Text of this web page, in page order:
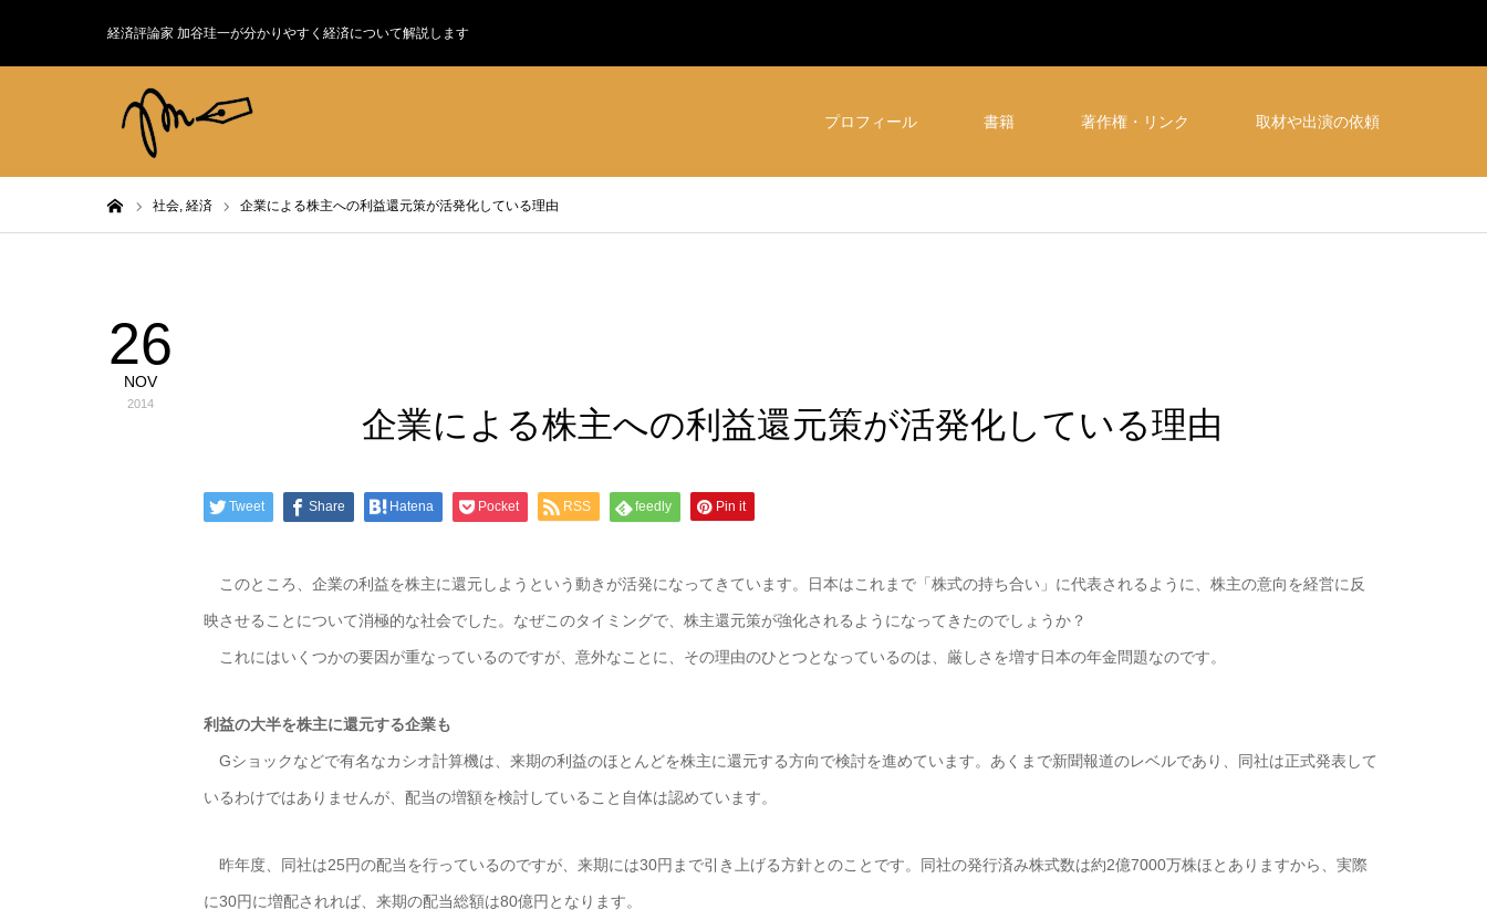
経済評論家 加谷珪一が分かりやすく経済について解説します
プロフィール 書籍 著作権・リンク 取材や出演の依頼
社会, 経済 企業による株主への利益還元策が活発化している理由
26
NOV
2014
企業による株主への利益還元策が活発化している理由
Tweet Share Hatena Pocket RSS feedly Pin it
このところ、企業の利益を株主に還元しようという動きが活発になってきています。日本はこれまで「株式の持ち合い」に代表されるように、株主の意向を経営に反
映させることについて消極的な社会でした。なぜこのタイミングで、株主還元策が強化されるようになってきたのでしょうか？
これにはいくつかの要因が重なっているのですが、意外なことに、その理由のひとつとなっているのは、厳しさを増す日本の年金問題なのです。
利益の大半を株主に還元する企業も
Gショックなどで有名なカシオ計算機は、来期の利益のほとんどを株主に還元する方向で検討を進めています。あくまで新聞報道のレベルであり、同社は正式発表して
いるわけではありませんが、配当の増額を検討していること自体は認めています。
昨年度、同社は25円の配当を行っているのですが、来期には30円まで引き上げる方針とのことです。同社の発行済み株式数は約2億7000万株ほとありますから、実際
に30円に増配されれば、来期の配当総額は80億円となります。